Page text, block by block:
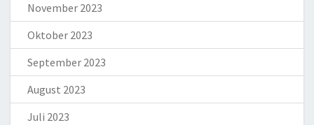
November 2023
Oktober 2023
September 2023
August 2023
Juli 2023